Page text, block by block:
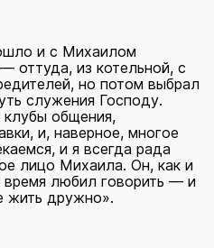
и с Михаилом
из котельной, с
но потом выбрал
служения Господу.
клубы общения,
и, наверное, многое
и я всегда рада
лицо Михаила. Он, как и
любил говорить — и
жить дружно».